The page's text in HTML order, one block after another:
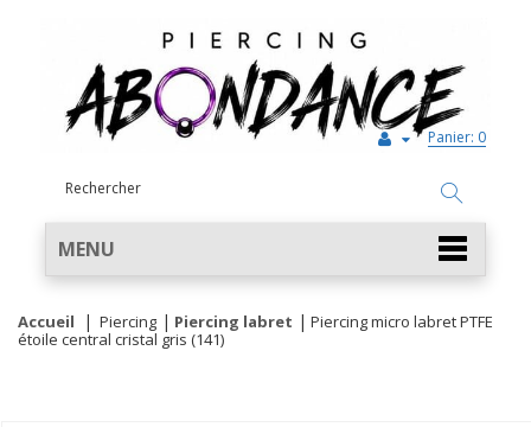
Panier: 0
MENU
Accueil Piercing Piercing labret
Piercing micro labret PTFE
étoile central cristal gris (141)